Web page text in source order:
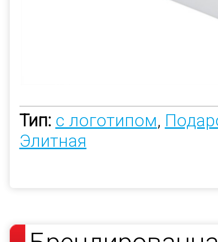
Тип: с логотипом,
Элитная